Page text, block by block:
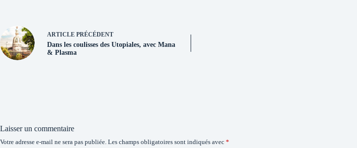
ARTICLE PRÉCÉDENT
Dans les coulisses des Utopiales, avec Mana
& Plasma
Laisser un commentaire
Votre adresse e-mail ne sera pas publiée. Les champs obligatoires sont indiqués avec *